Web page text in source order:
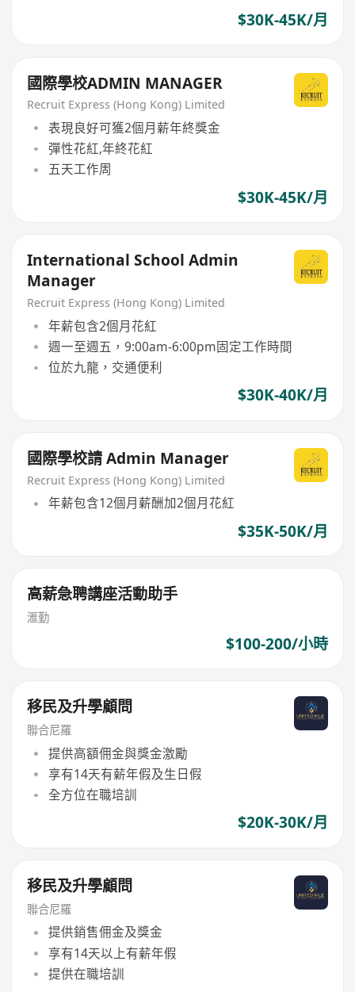
$30K-45K/月
國際學校ADMIN MANAGER
Recruit Express (Hong Kong) Limited
表現良好可獲2個月薪年終獎金
彈性花紅,年終花紅
五天工作周
$30K-45K/月
International School Admin
Manager
Recruit Express (Hong Kong) Limited
年薪包含2個月花紅
週一至週五，9:00am-6:00pm固定工作時間
位於九龍，交通便利
$30K-40K/月
國際學校請 Admin Manager
Recruit Express (Hong Kong) Limited
年薪包含12個月薪酬加2個月花紅
$35K-50K/月
高薪急聘講座活動助手
滙勤
$100-200/小時
移民及升學顧問
聯合尼羅
提供高額佣金與獎金激勵
享有14天有薪年假及生日假
全方位在職培訓
$20K-30K/月
移民及升學顧問
聯合尼羅
提供銷售佣金及獎金
享有14天以上有薪年假
提供在職培訓